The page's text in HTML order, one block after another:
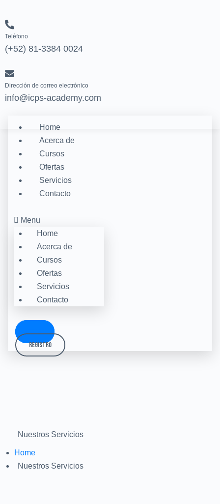
Teléfono
(+52) 81-3384 0024
Dirección de correo electrónico
info@icps-academy.com
Home
Acerca de
Cursos
Ofertas
Servicios
Contacto
Menu
Home
Acerca de
Cursos
Ofertas
Servicios
Contacto
Acceso
Registro
Nuestros Servicios
Home
Nuestros Servicios